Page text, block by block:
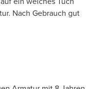
Nach Gebrauch gut